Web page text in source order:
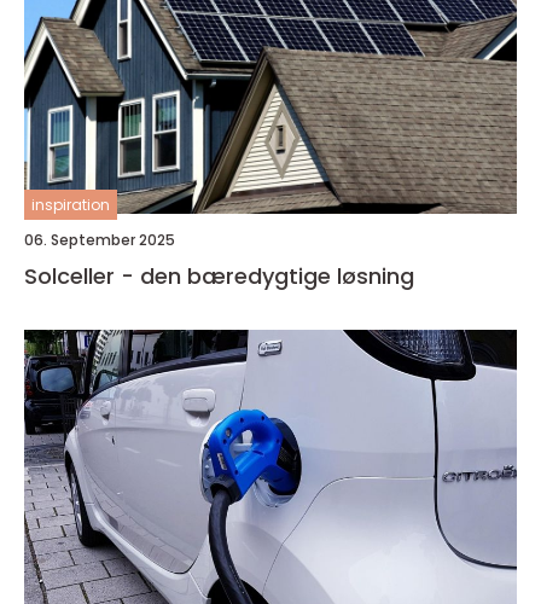
inspiration
06. September 2025
Solceller - den bæredygtige løsning